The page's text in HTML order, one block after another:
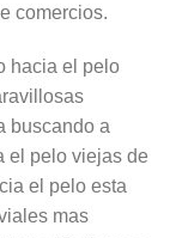
comercios.
hacia el pelo
buscando a
el pelo viejas de
el pelo esta
mas